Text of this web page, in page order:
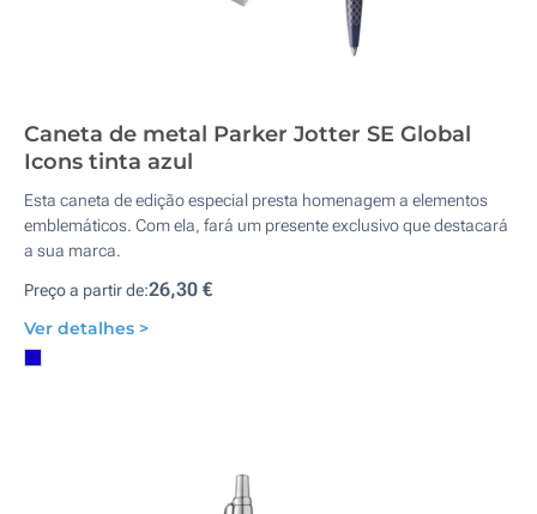
Caneta de metal Parker Jotter SE Global
Icons tinta azul
Esta caneta de edição especial presta homenagem a elementos
emblemáticos. Com ela, fará um presente exclusivo que destacará
a sua marca.
Preço a partir de:26,30 €
Ver detalhes >